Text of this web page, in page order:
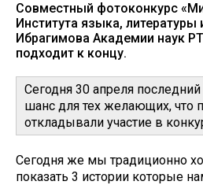
Совместный фотоконкурс
Института языка, литературы
Ибрагимова Академии наук
подходит к концу.
Сегодня 30 апреля
шанс для тех желающих, что
откладывали участие в
Сегодня же мы традиционно
показать 3 истории которые